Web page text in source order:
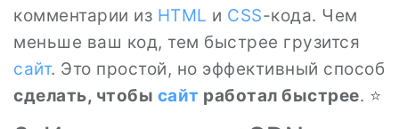
комментарии из HTML и CSS-кода. Чем
меньше ваш код, тем быстрее грузится
сайт. Это простой, но эффективный способ
сделать, чтобы сайт работал быстрее. ⭐